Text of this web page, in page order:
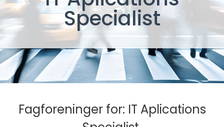
Specialist
Fagforeninger for: IT Aplications